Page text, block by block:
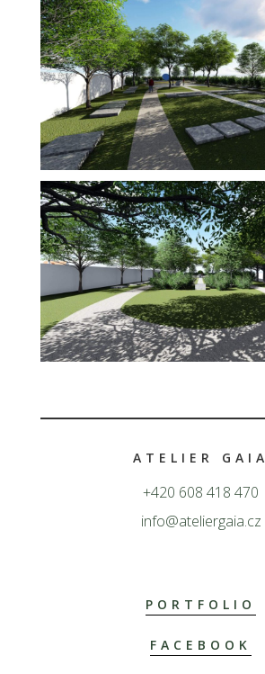
ATELIER GAIA
+420 608 418 470
info@ateliergaia.cz
PORTFOLIO
FACEBOOK